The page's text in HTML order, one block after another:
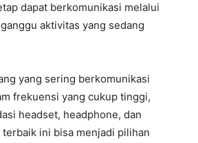
dapat berkomunikasi melalui
aktivitas yang sedang
yang sering berkomunikasi
frekuensi yang cukup tinggi,
headset, headphone, dan
ini bisa menjadi pilihan